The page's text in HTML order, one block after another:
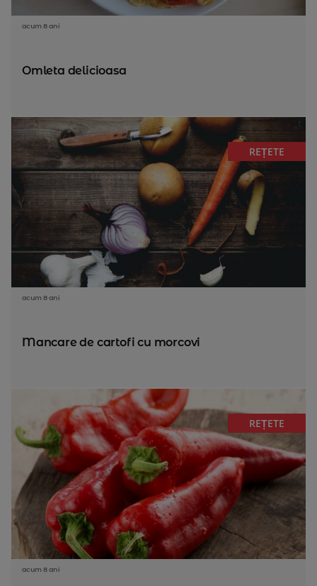
acum 8 ani
Omleta delicioasa
REȚETE
acum 8 ani
Mancare de cartofi cu morcovi
REȚETE
acum 8 ani